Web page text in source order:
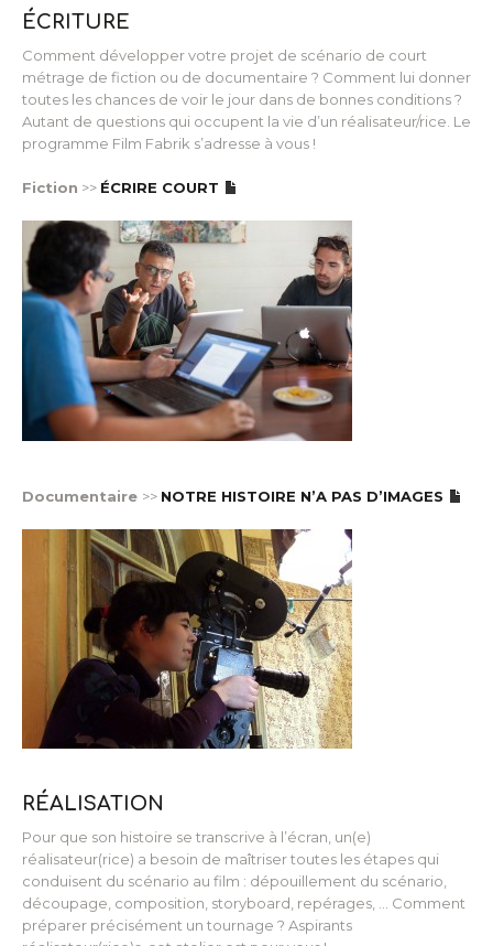
ÉCRITURE
Comment développer votre projet de scénario de court
métrage de fiction ou de documentaire ? Comment lui donner
toutes les chances de voir le jour dans de bonnes conditions ?
Autant de questions qui occupent la vie d’un réalisateur/rice. Le
programme Film Fabrik s’adresse à vous !
Fiction >> ÉCRIRE COURT
Documentaire >> NOTRE HISTOIRE N’A PAS D’IMAGES
RÉALISATION
Pour que son histoire se transcrive à l’écran, un(e)
réalisateur(rice) a besoin de maîtriser toutes les étapes qui
conduisent du scénario au film : dépouillement du scénario,
découpage, composition, storyboard, repérages, … Comment
préparer précisément un tournage ? Aspirants